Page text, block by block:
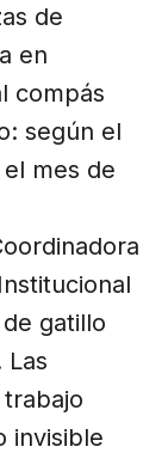
de
en
compás
según el
mes de
gatillo
Las
invisible